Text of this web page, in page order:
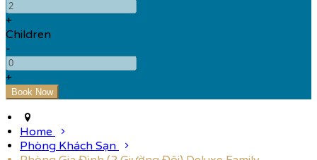
+
Children
-
+
Home
Phòng Khách Sạn